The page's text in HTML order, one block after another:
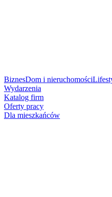
BiznesDom i nieruchomości
Wydarzenia
Katalog firm
Oferty pracy
Dla mieszkańców